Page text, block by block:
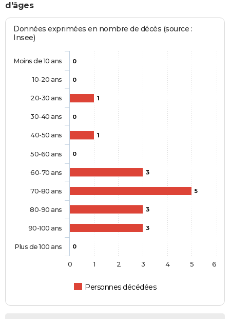
d'âges
Données exprimées en nombre de décès (source :
Insee)
0
0
1
0
1
0
3
5
3
3
0
Personnes décédées
Moins de 10 ans
10-20 ans
20-30 ans
30-40 ans
40-50 ans
50-60 ans
60-70 ans
70-80 ans
80-90 ans
90-100 ans
Plus de 100 ans
0 1 2 3 4 5 6